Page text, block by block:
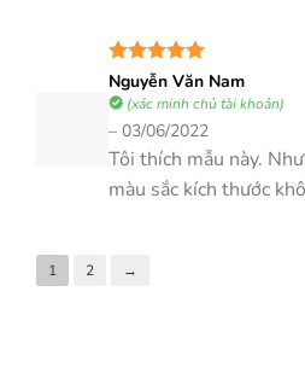
Được xếp
hạng 55
sao
Nguyễn Văn Nam
(xác minh chủ tài khoản)
– 03/06/2022
Tôi thích mẫu này.
màu sắc kích thước
1 2 →